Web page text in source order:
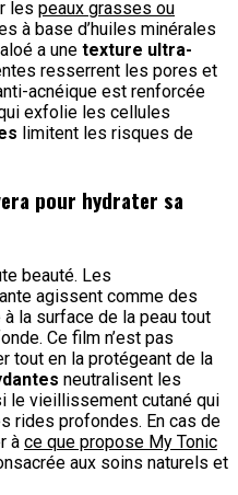
les peaux grasses ou
à base d’huiles minérales
a une texture ultra-
resserrent les pores et
acnéique est renforcée
exfolie les cellules
limitent les risques de
pour hydrater sa
beauté. Les
agissent comme des
la surface de la peau tout
Ce film n’est pas
tout en la protégeant de la
neutralisent les
le vieillissement cutané qui
rides profondes. En cas de
à ce que propose My Tonic
aux soins naturels et